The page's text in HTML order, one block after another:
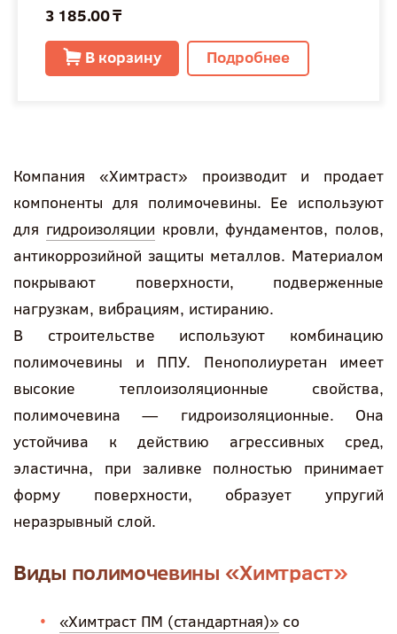
3 185.00 ₸
В корзину
Подробнее
Компания «Химтраст» производит и продает
компоненты для полимочевины. Ее используют
для гидроизоляции кровли, фундаментов, полов,
антикоррозийной защиты металлов. Материалом
покрывают поверхности, подверженные
нагрузкам, вибрациям, истиранию.
В строительстве используют комбинацию
полимочевины и ППУ. Пенополиуретан имеет
высокие теплоизоляционные свойства,
полимочевина — гидроизоляционные. Она
устойчива к действию агрессивных сред,
эластична, при заливке полностью принимает
форму поверхности, образует упругий
неразрывный слой.
Виды полимочевины «Химтраст»
«Химтраст ПМ (стандартная)» со